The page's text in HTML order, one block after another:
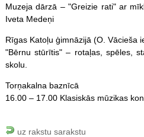
Muzeja dārzā – "Greizie rati" ar
Iveta Medeņi
Rīgas Katoļu ģimnāzijā (O. Vācieša
"Bērnu stūrītis" – rotaļas, spēles,
skolu.
Torņakalna baznīcā
16.00 – 17.00 Klasiskās mūzikas
uz rakstu sarakstu